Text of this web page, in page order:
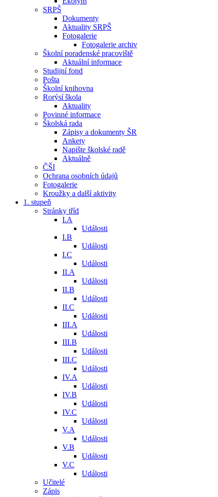
SRPŠ
Dokumenty
Aktuality SRPŠ
Fotogalerie
Fotogalerie archiv
Školní poradenské pracoviště
Aktuální informace
Studijní fond
Pošta
Školní knihovna
Rorýsí škola
Aktuality
Povinné informace
Školská rada
Zápisy a dokumenty ŠR
Ankety
Napište školské radě
Aktuálně
ČŠI
Ochrana osobních údajů
Fotogalerie
Kroužky a další aktivity
1. stupeň
Stránky tříd
I.A
Události
I.B
Události
I.C
Události
II.A
Události
II.B
Události
II.C
Události
III.A
Události
III.B
Události
III.C
Události
IV.A
Události
IV.B
Události
IV.C
Události
V.A
Události
V.B
Události
V.C
Události
Učitelé
Zápis